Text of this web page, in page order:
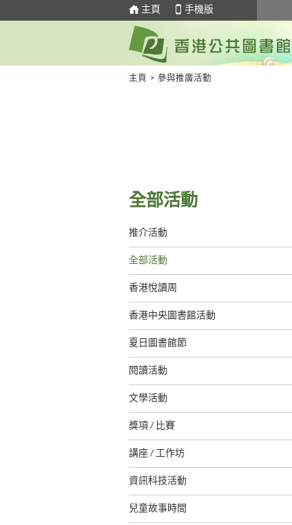
主頁 手機版
主頁 > 參與推廣活動
全部活動
推介活動
全部活動
香港悅讀周
香港中央圖書館活動
夏日圖書館節
閱讀活動
文學活動
獎項 / 比賽
講座 / 工作坊
資訊科技活動
兒童故事時間